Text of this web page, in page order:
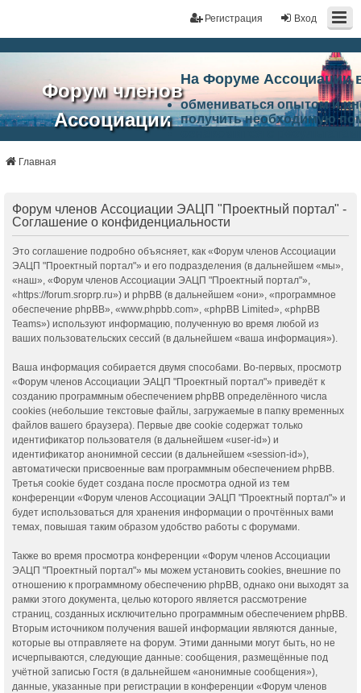
Вход
Регистрация
Форум членов
Ассоциации
портал"
На Форуме Ассоциации
обмениваться опытом и
получить необходимую
работа Форума
Ассоциации и успехам в
Ассоциации.
Главная
Форум членов Ассоциации ЭАЦП "Проектный портал" -
Соглашение о конфиденциальности
Это соглашение подробно объясняет, как «Форум членов Ассоциации
ЭАЦП "Проектный портал"» и его подразделения (в дальнейшем «мы»,
«наш», «Форум членов Ассоциации ЭАЦП "Проектный портал"»,
«https://forum.sroprp.ru») и phpBB (в дальнейшем «они», «программное
обеспечение phpBB», «www.phpbb.com», «phpBB Limited», «phpBB
Teams») используют информацию, полученную во время любой из
ваших пользовательских сессий (в дальнейшем «ваша информация»).
Ваша информация собирается двумя способами. Во-первых, просмотр
«Форум членов Ассоциации ЭАЦП "Проектный портал"» приведёт к
созданию программным обеспечением phpBB определённого числа
cookies (небольшие текстовые файлы, загружаемые в папку временных
файлов вашего браузера). Первые две cookie содержат только
идентификатор пользователя (в дальнейшем «user-id») и
идентификатор анонимной сессии (в дальнейшем «session-id»),
автоматически присвоенные вам программным обеспечением phpBB.
Третья cookie будет создана после просмотра одной из тем
конференции «Форум членов Ассоциации ЭАЦП "Проектный портал"» и
будет использоваться для хранения информации о прочтённых вами
темах, повышая таким образом удобство работы с форумами.
Также во время просмотра конференции «Форум членов Ассоциации
ЭАЦП "Проектный портал"» мы можем установить cookies, внешние по
отношению к программному обеспечению phpBB, однако они выходят за
рамки этого документа, целью которого является рассмотрение
страниц, созданных исключительно программным обеспечением phpBB.
Вторым источником получения вашей информации являются данные,
которые вы отправляете на форум. Этими данными могут быть, но не
исчерпываются, следующие данные: сообщения, размещённые под
учётной записью Гостя (в дальнейшем «анонимные сообщения»),
данные, указанные при регистрации в конференции «Форум членов